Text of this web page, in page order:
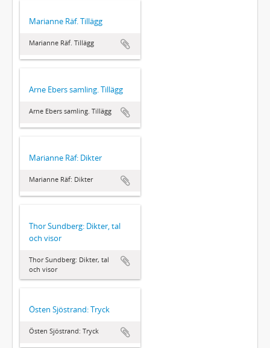
Marianne Räf. Tillägg
Marianne Räf. Tillägg
Arne Ebers samling. Tillägg
Arne Ebers samling. Tillägg
Marianne Räf: Dikter
Marianne Räf: Dikter
Thor Sundberg: Dikter, tal
och visor
Thor Sundberg: Dikter, tal
och visor
Östen Sjöstrand: Tryck
Östen Sjöstrand: Tryck